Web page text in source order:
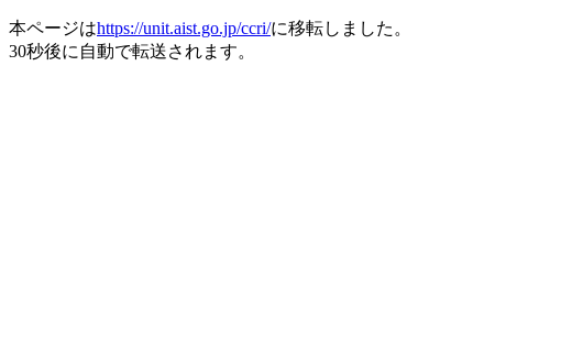
本ページはhttps://unit.aist.go.jp/ccri/に移転しました。
30秒後に自動で転送されます。